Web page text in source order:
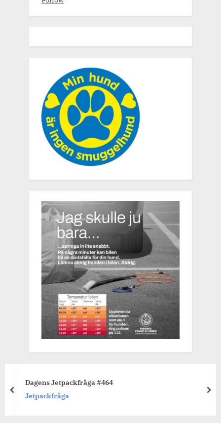
Dagens Jetpackfråga #464
Jetpackfråga
prev